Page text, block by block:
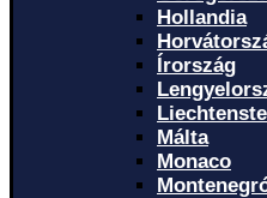
Hollandia
Írország
Málta
Monaco